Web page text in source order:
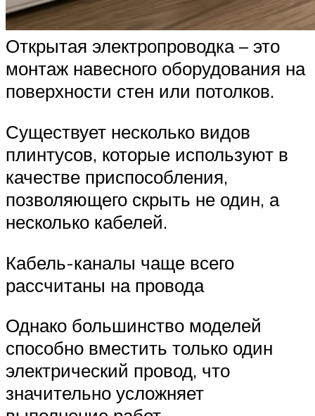
Открытая электропроводка – это
монтаж навесного оборудования на
поверхности стен или потолков.
Существует несколько видов
плинтусов, которые используют в
качестве приспособления,
позволяющего скрыть не один, а
несколько кабелей.
Кабель-каналы чаще всего
рассчитаны на провода
Однако большинство моделей
способно вместить только один
электрический провод, что
значительно усложняет